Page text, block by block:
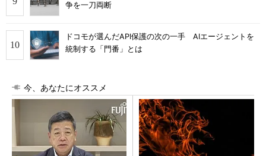
争を一刀両断
ドコモが選んだAPI保護の次の一手 AIエージェントを
統制する「門番」とは
今、あなたにオススメ